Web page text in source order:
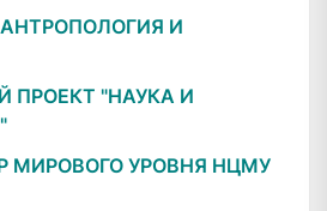
И
ПРОЕКТ "НАУКА И
МИРОВОГО УРОВНЯ НЦМУ